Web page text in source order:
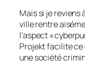
Mais si je reviens
ville rentre
l’aspect «
Projekt facilite ce
une société